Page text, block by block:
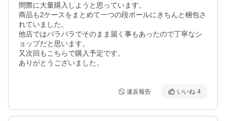
間際に大量購入しようと思っています。
商品も2ケースをまとめて一つの段ボールにきちんと梱包さ
れていました。
他店ではバラバラでそのまま届く事もあったので丁寧なシ
ョップだと思います。
又次回もこちらで購入予定です。
ありがとうございました。
違反報告 いいね 4